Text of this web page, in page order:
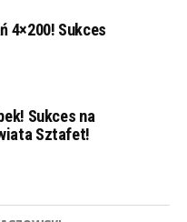
4×200! Sukces
Sukces na
Sztafet!